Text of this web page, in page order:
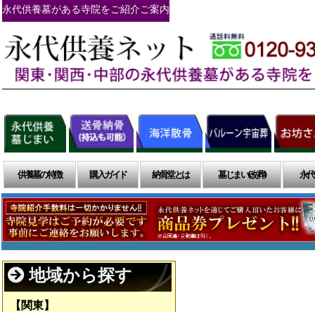
永代供養墓がある寺院をご紹介ご案内
供養墓の特徴 購入ガイド 納骨堂とは 墓じまい(改葬) 永
地域から探す
【関東】